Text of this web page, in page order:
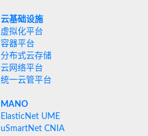
云基础设施
虚拟化平台
容器平台
分布式云存储
云网络平台
统一云管平台
MANO
ElasticNet UME
uSmartNet CNIA